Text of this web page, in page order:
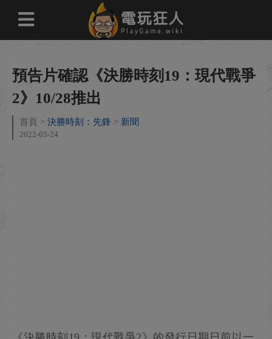
預告片確認《決勝時刻19：現代戰爭
2》10/28推出
首頁 決勝時刻：先鋒 新聞
2022-05-24